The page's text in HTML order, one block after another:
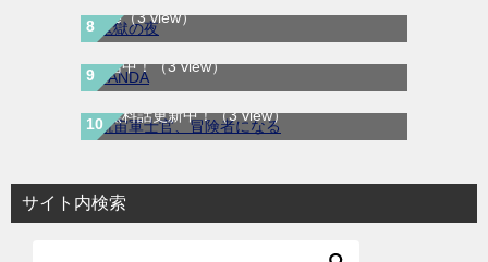
Mee（3 view）
SANDA｜最新刊第3巻！マンガBANGで無料
配信中！（3 view）
航宙軍士官、冒険者になる｜最新刊第6巻！
第5巻まで無料で読めるマンガアプリ！※順
次無料話更新中！（3 view）
サイト内検索